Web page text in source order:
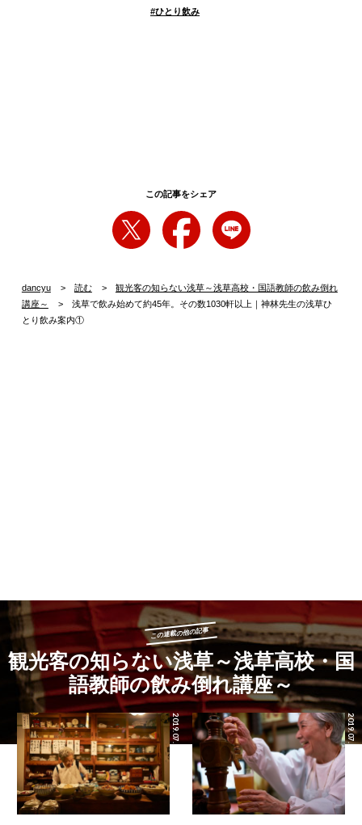
#ひとり飲み
この記事をシェア
dancyu 読む
観光客の知らない浅草～浅草高校・国語教師の飲み倒れ
講座～
浅草で飲み始めて約45年。その数1030軒以上｜神林先生の浅草ひ
とり飲み案内①
この連載の他の記事
観光客の知らない浅草～浅草高校・国
語教師の飲み倒れ講座～
2019.07.13 2019.07.12